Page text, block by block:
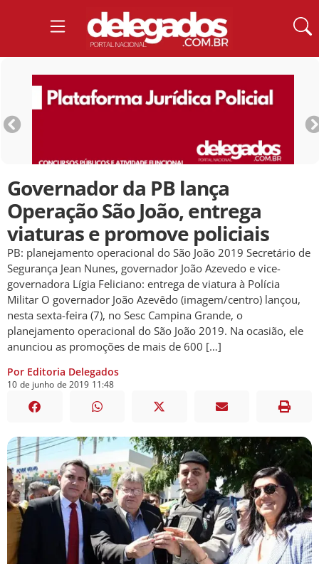
Governador da PB lança
Operação São João, entrega
viaturas e promove policiais
PB: planejamento operacional do São João 2019 Secretário de
Segurança Jean Nunes, governador João Azevedo e vice-
governadora Lígia Feliciano: entrega de viatura à Polícia
Militar O governador João Azevêdo (imagem/centro) lançou,
nesta sexta-feira (7), no Sesc Campina Grande, o
planejamento operacional do São João 2019. Na ocasião, ele
anunciou as promoções de mais de 600 […]
Por Editoria Delegados
10 de junho de 2019 11:48